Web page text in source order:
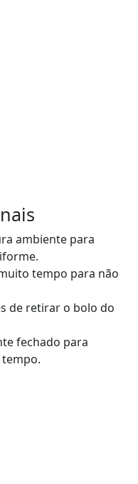
ambiente para
tempo para não
de retirar o bolo do
fechado para